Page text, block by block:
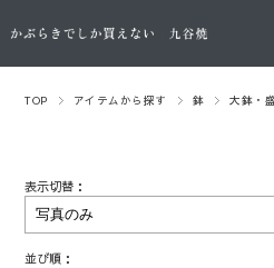
TOP アイテムから探す 鉢 大鉢・
表示切替：
並び順：